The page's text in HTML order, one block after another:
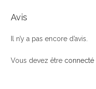
Avis
Il n’y a pas encore d’avis.
Vous devez être connecté